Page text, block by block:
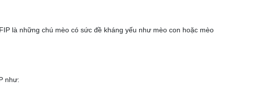
là những chú mèo có sức đề kháng yếu như mèo con hoặc mèo
như: